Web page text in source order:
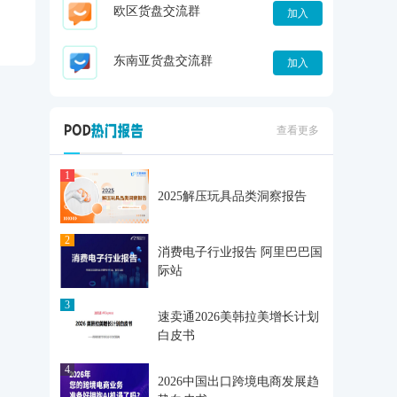
欧区货盘交流群 加入
东南亚货盘交流群 加入
查看更多
1
2025解压玩具品类洞察报告
2
消费电子行业报告 阿里巴巴国
际站
3
速卖通2026美韩拉美增长计划
白皮书
4
2026中国出口跨境电商发展趋